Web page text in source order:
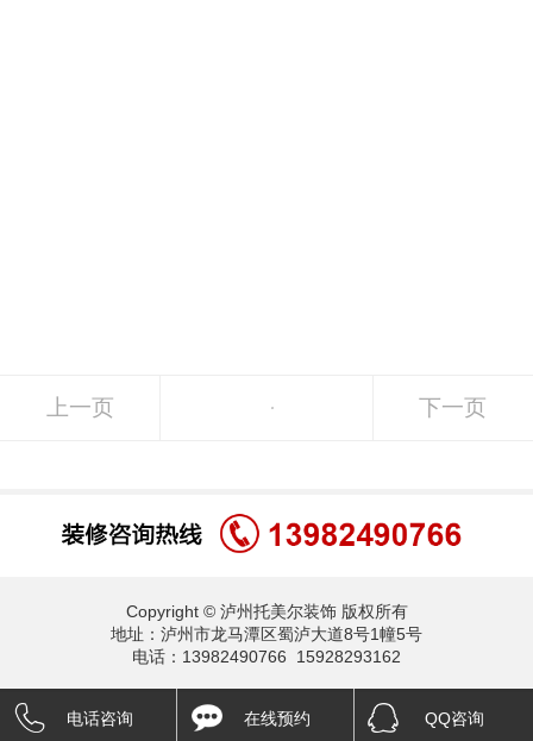
上一页 下一页
Copyright © 泸州托美尔装饰 版权所有
地址：泸州市龙马潭区蜀泸大道8号1幢5号
电话：13982490766 15928293162
电话咨询 在线预约 QQ咨询